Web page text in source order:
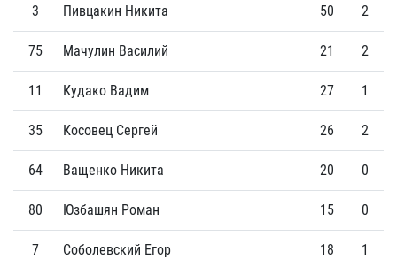
3 Пивцакин Никита 50 2
75 Мачулин Василий 21 2
11 Кудако Вадим 27 1
35 Косовец Сергей 26 2
64 Ващенко Никита 20 0
80 Юзбашян Роман 15 0
7 Соболевский Егор 18 1